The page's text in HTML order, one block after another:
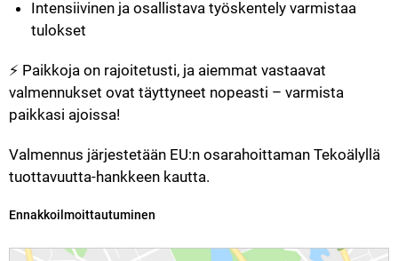
Intensiivinen ja osallistava työskentely varmistaa
tulokset
⚡ Paikkoja on rajoitetusti, ja aiemmat vastaavat
valmennukset ovat täyttyneet nopeasti – varmista
paikkasi ajoissa!
Valmennus järjestetään EU:n osarahoittaman Tekoälyllä
tuottavuutta-hankkeen kautta.
Kategoria:
Ennakkoilmoittautuminen